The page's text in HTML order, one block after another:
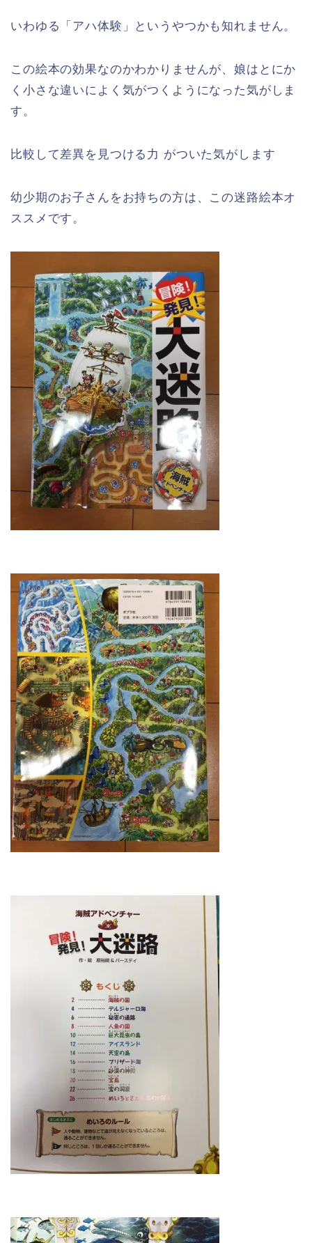
いわゆる「アハ体験」というやつかも知れません。
この絵本の効果なのかわかりませんが、娘はとにか
く小さな違いによく気がつくようになった気がしま
す。
比較して差異を見つける力 がついた気がします
幼少期のお子さんをお持ちの方は、この迷路絵本オ
ススメです。